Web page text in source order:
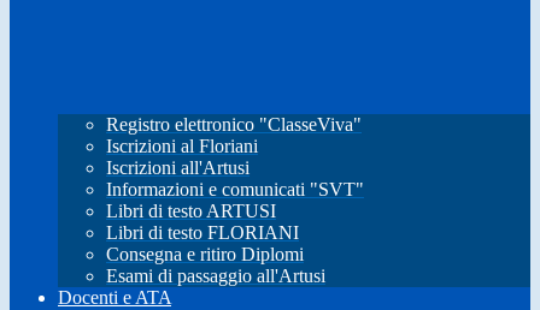
Registro elettronico "ClasseViva"
Iscrizioni al Floriani
Iscrizioni all'Artusi
Informazioni e comunicati "SVT"
Libri di testo ARTUSI
Libri di testo FLORIANI
Consegna e ritiro Diplomi
Esami di passaggio all'Artusi
Docenti e ATA